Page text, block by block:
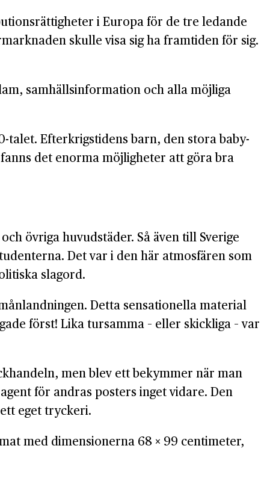
i Europa för de tre ledande
skulle visa sig ha fram­tiden för sig.
samhälls­information och alla möjliga
talet. Efter­krigs­tidens barn, den stora baby­
det enorma möjligheter att göra bra
övriga huvud­städer. Så även till Sverige
Det var i den här atmosfären som
slagord.
Detta sensationella material
först! Lika tursamma – eller skickliga – var
men blev ett bekymmer när man
för andras posters inget vidare. Den
eget tryckeri.
med dimensionerna 68 × 99 centimeter,